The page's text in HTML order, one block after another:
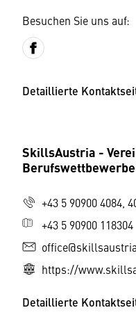
Besuchen Sie uns auf:
Detaillierte
SkillsAustria -
+43 5 90900 4084,
+43 5 90900 118304
https://
Detaillierte